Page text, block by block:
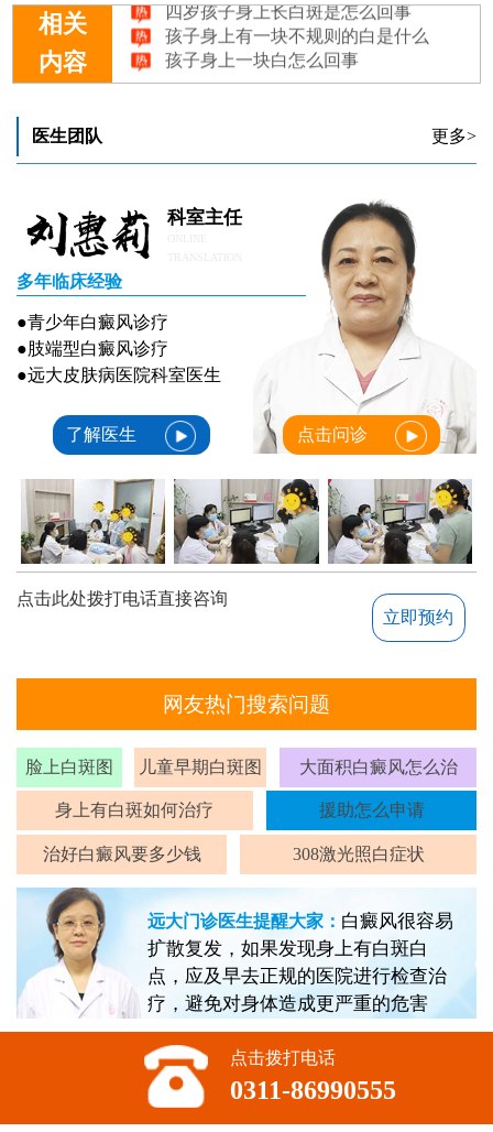
相关
内容
孩子身上有一块不规则的白是什么
孩子身上一块白怎么回事
医生团队 更多>
科室主任
多年临床经验
●青少年白癜风诊疗
●肢端型白癜风诊疗
●远大皮肤病医院科室医生
了解医生 点击问诊
点击此处拨打电话直接咨询
立即预约
网友热门搜索问题
脸上白斑图 儿童早期白斑图 大面积白癜风怎么治
身上有白斑如何治疗 援助怎么申请
治好白癜风要多少钱 308激光照白症状
远大门诊医生提醒大家： 白癜风很容易
扩散复发，如果发现身上有白斑白
点，应及早去正规的医院进行检查治
疗，避免对身体造成更严重的危害
点击拨打电话
0311-86990555